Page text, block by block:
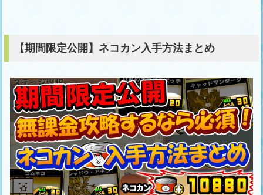
【期間限定公開】ネコカン入手方法まとめ